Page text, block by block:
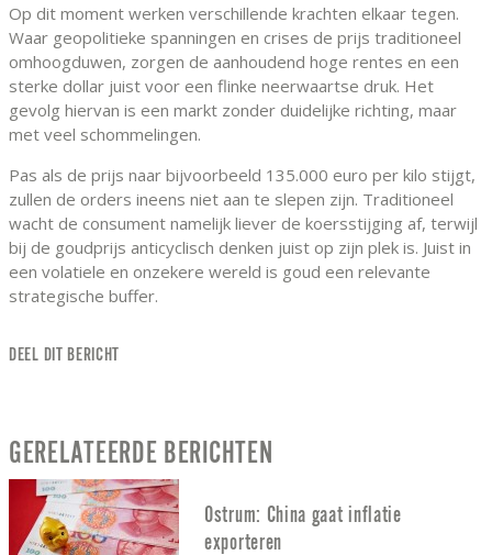
Op dit moment werken verschillende krachten elkaar tegen.
Waar geopolitieke spanningen en crises de prijs traditioneel
omhoogduwen, zorgen de aanhoudend hoge rentes en een
sterke dollar juist voor een flinke neerwaartse druk. Het
gevolg hiervan is een markt zonder duidelijke richting, maar
met veel schommelingen.
Pas als de prijs naar bijvoorbeeld 135.000 euro per kilo stijgt,
zullen de orders ineens niet aan te slepen zijn. Traditioneel
wacht de consument namelijk liever de koersstijging af, terwijl
bij de goudprijs anticyclisch denken juist op zijn plek is. Juist in
een volatiele en onzekere wereld is goud een relevante
strategische buffer.
DEEL DIT BERICHT
GERELATEERDE BERICHTEN
Ostrum: China gaat inflatie
exporteren